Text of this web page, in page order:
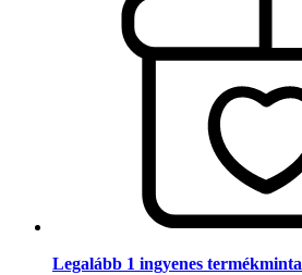
Legalább 1 ingyenes termékminta